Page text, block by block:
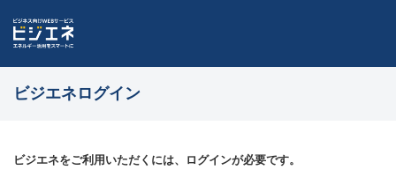
ビジエネログイン
ビジエネをご利用いただくには、ログインが必要です。